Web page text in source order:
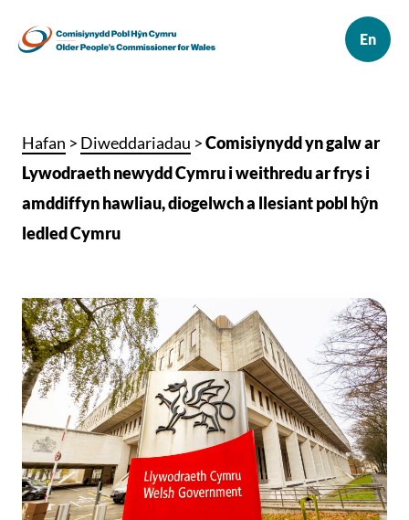
Hafan > Diweddariadau >Comisiynydd yn galw ar
Lywodraeth newydd Cymru i weithredu ar frys i
amddiffyn hawliau, diogelwch a llesiant pobl hŷn
ledled Cymru